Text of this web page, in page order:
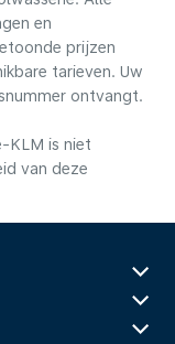
en
prijzen
tarieven. Uw
ontvangt.
KLM is niet
van deze